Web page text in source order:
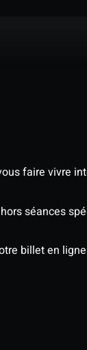
faire vivre
séances
billet en